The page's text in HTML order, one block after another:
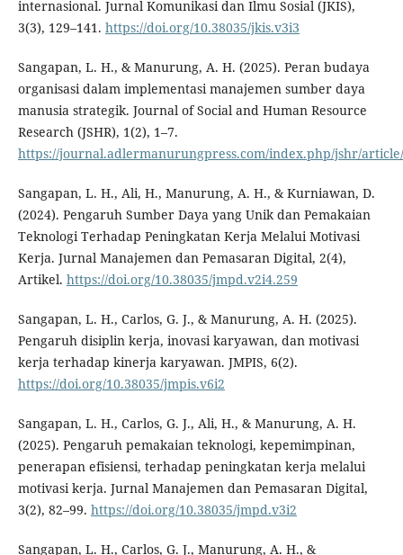
internasional. Jurnal Komunikasi dan Ilmu Sosial (JKIS),
3(3), 129–141. https://doi.org/10.38035/jkis.v3i3
Sangapan, L. H., & Manurung, A. H. (2025). Peran budaya
organisasi dalam implementasi manajemen sumber daya
manusia strategik. Journal of Social and Human Resource
Research (JSHR), 1(2), 1–7.
https://journal.adlermanurungpress.com/index.php/jshr/
Sangapan, L. H., Ali, H., Manurung, A. H., & Kurniawan, D.
(2024). Pengaruh Sumber Daya yang Unik dan Pemakaian
Teknologi Terhadap Peningkatan Kerja Melalui Motivasi
Kerja. Jurnal Manajemen dan Pemasaran Digital, 2(4),
Artikel. https://doi.org/10.38035/jmpd.v2i4.259
Sangapan, L. H., Carlos, G. J., & Manurung, A. H. (2025).
Pengaruh disiplin kerja, inovasi karyawan, dan motivasi
kerja terhadap kinerja karyawan. JMPIS, 6(2).
https://doi.org/10.38035/jmpis.v6i2
Sangapan, L. H., Carlos, G. J., Ali, H., & Manurung, A. H.
(2025). Pengaruh pemakaian teknologi, kepemimpinan,
penerapan efisiensi, terhadap peningkatan kerja melalui
motivasi kerja. Jurnal Manajemen dan Pemasaran Digital,
3(2), 82–99. https://doi.org/10.38035/jmpd.v3i2
Sangapan, L. H., Carlos, G. J., Manurung, A. H., &